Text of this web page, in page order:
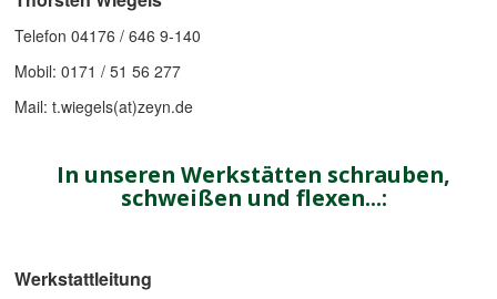
Telefon 04176 / 646 9-140
Mobil: 0171 / 51 56 277
Mail: t.wiegels(at)zeyn.de
In unseren Werkstätten schrauben,
schweißen und flexen...:
Werkstattleitung